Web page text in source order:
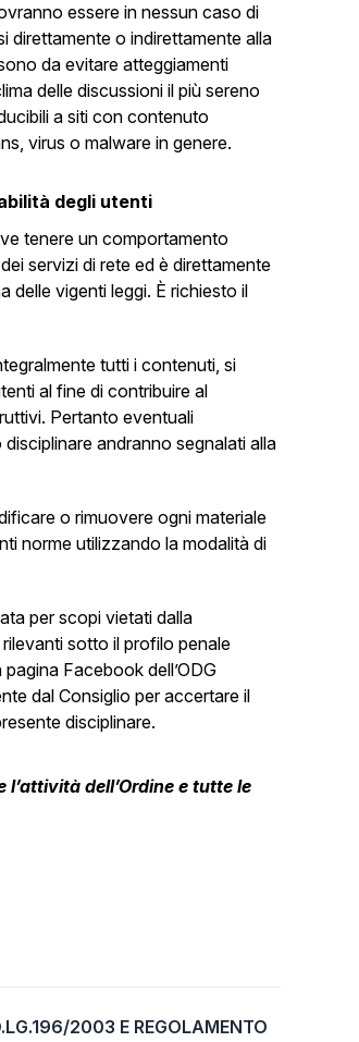
essere in nessun caso di
direttamente o indirettamente alla
da evitare atteggiamenti
delle discussioni il più sereno
a siti con contenuto
virus o malware in genere.
degli utenti
tenere un comportamento
servizi di rete ed è direttamente
delle vigenti leggi. È richiesto il
tutti i contenuti, si
al fine di contribuire al
Pertanto eventuali
andranno segnalati alla
o rimuovere ogni materiale
norme utilizzando la modalità di
per scopi vietati dalla
sotto il profilo penale
Facebook dell’ODG
dal Consiglio per accertare il
disciplinare.
dell’Ordine e tutte le
2003 E REGOLAMENTO